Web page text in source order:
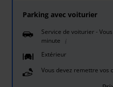
Parking avec voiturier
Service de voiturier -
minute
Extérieur
Vous devez remettre vos